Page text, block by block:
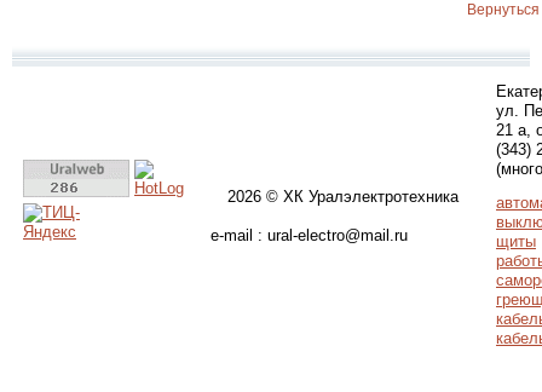
Вернуться
2026 © ХК Уралэлектротехника
e-mail : ural-electro@mail.ru
ул.
21 а,
(343)
щиты